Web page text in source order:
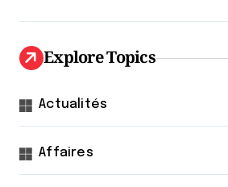
Explore Topics
Actualités
Affaires